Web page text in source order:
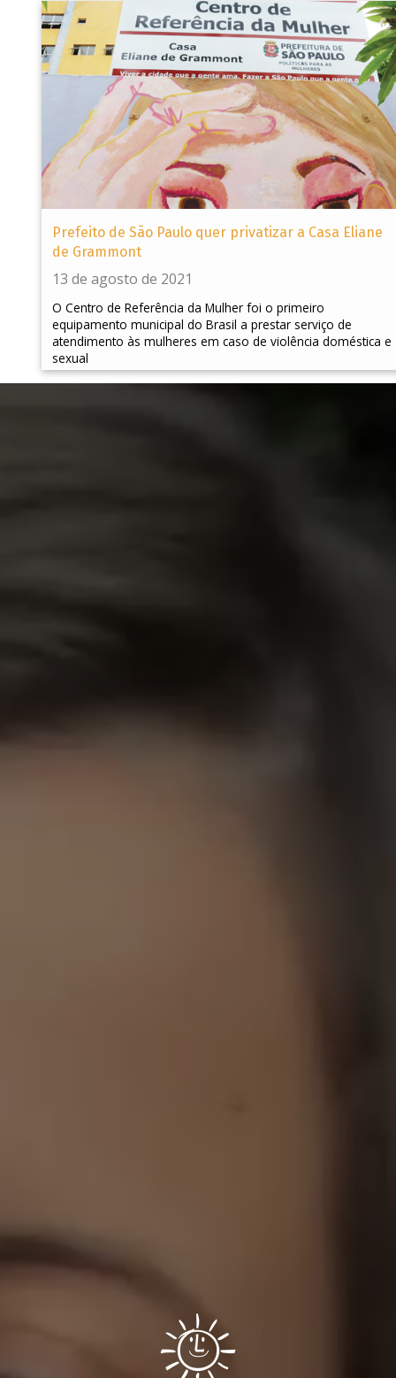
Prefeito de São Paulo quer privatizar a Casa Eliane
de Grammont
13 de agosto de 2021
O Centro de Referência da Mulher foi o primeiro
equipamento municipal do Brasil a prestar serviço de
atendimento às mulheres em caso de violência doméstica e
sexual